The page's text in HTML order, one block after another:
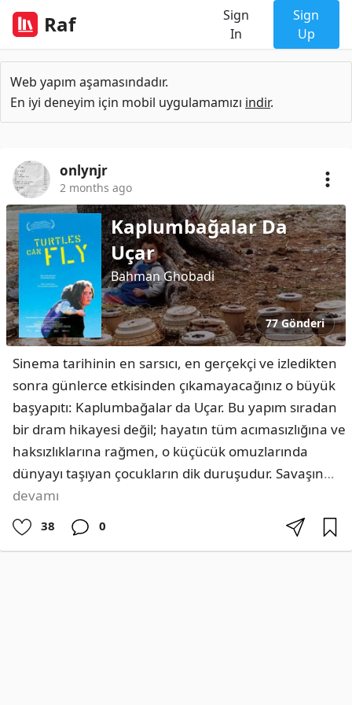
Raf
Sign
In
Sign
Up
Web yapım aşamasındadır.
En iyi deneyim için mobil uygulamamızı indir.
onlynjr
2 months ago
Kaplumbağalar Da
Uçar
Bahman Ghobadi
77 Gönderi
Sinema tarihinin en sarsıcı, en gerçekçi ve izledikten
sonra günlerce etkisinden çıkamayacağınız o büyük
başyapıtı: Kaplumbağalar da Uçar. Bu yapım sıradan
bir dram hikayesi değil; hayatın tüm acımasızlığına ve
haksızlıklarına rağmen, o küçücük omuzlarında
dünyayı taşıyan çocukların dik duruşudur. ​Savaşın…
devamı
38 0